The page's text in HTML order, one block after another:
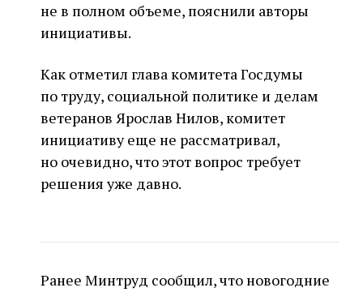
не в полном объеме, пояснили авторы
инициативы.
Как отметил глава комитета Госдумы
по труду, социальной политике и делам
ветеранов Ярослав Нилов, комитет
инициативу еще не рассматривал,
но очевидно, что этот вопрос требует
решения уже давно.
Ранее Минтруд сообщил, что новогодние